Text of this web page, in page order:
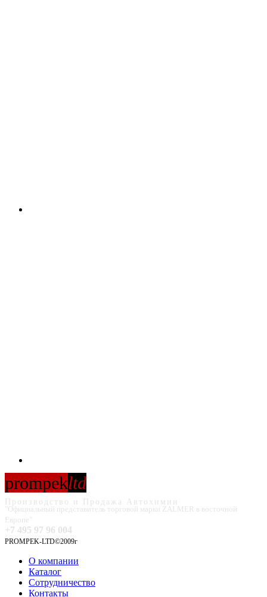
prompekltd
Производство и Продажа Автохимии
"Официальный представитель торговой марки ZALMER в восточной
Европе"
+7 495 97 96 004
PROMPEK-LTD©2009г
О компании
Каталог
Сотрудничество
Контакты